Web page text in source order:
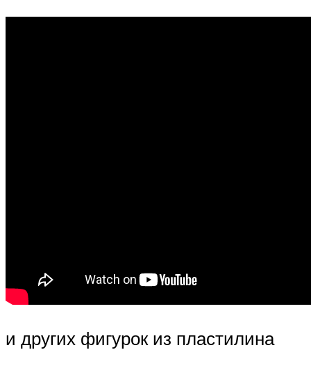
и других фигурок из пластилина